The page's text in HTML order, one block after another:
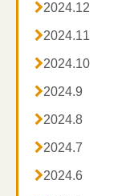
2024.12
2024.11
2024.10
2024.9
2024.8
2024.7
2024.6